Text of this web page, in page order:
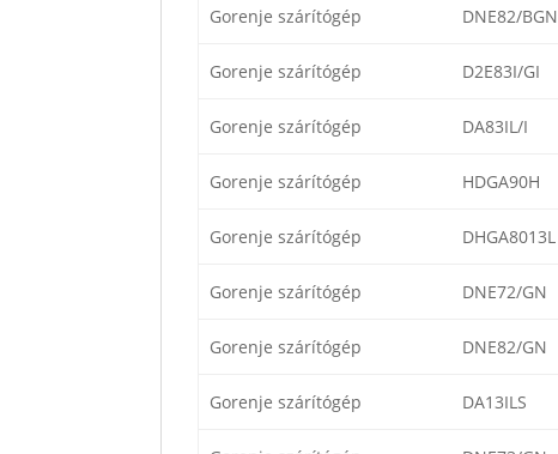
Gorenje szárítógép DNE82/BGN
Gorenje szárítógép D2E83I/GI
Gorenje szárítógép DA83IL/I
Gorenje szárítógép HDGA90H
Gorenje szárítógép DHGA8013L
Gorenje szárítógép DNE72/GN
Gorenje szárítógép DNE82/GN
Gorenje szárítógép DA13ILS